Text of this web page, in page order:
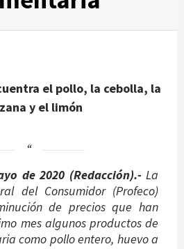
el pollo, la cebolla, la
y el limón
de 2020 (Redacción).- La
del Consumidor (Profeco)
de precios que han
mes algunos productos de
como pollo entero, huevo a